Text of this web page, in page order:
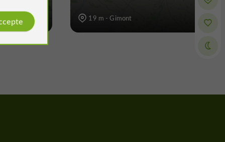
19 m - Gimont